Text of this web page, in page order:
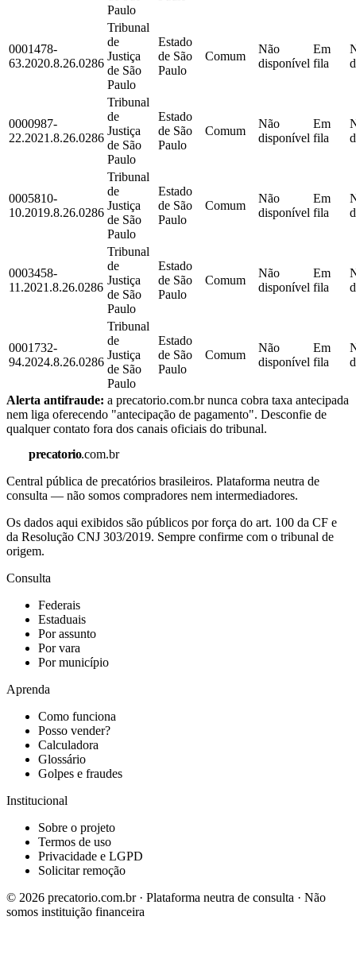
Paulo
0001478-
63.2020.8.26.0286
Tribunal
de
Justiça
de São
Paulo
Estado
de São
Paulo
Comum
Não
disponível
Em
fila
0000987-
22.2021.8.26.0286
Tribunal
de
Justiça
de São
Paulo
Estado
de São
Paulo
Comum
Não
disponível
Em
fila
0005810-
10.2019.8.26.0286
Tribunal
de
Justiça
de São
Paulo
Estado
de São
Paulo
Comum
Não
disponível
Em
fila
0003458-
11.2021.8.26.0286
Tribunal
de
Justiça
de São
Paulo
Estado
de São
Paulo
Comum
Não
disponível
Em
fila
0001732-
94.2024.8.26.0286
Tribunal
de
Justiça
de São
Paulo
Estado
de São
Paulo
Comum
Não
disponível
Em
fila
Alerta antifraude: a precatorio.com.br nunca cobra taxa antecipada
nem liga oferecendo "antecipação de pagamento". Desconfie de
qualquer contato fora dos canais oficiais do tribunal.
precatorio.com.br
Central pública de precatórios brasileiros. Plataforma neutra de
consulta — não somos compradores nem intermediadores.
Os dados aqui exibidos são públicos por força do art. 100 da CF e
da Resolução CNJ 303/2019. Sempre confirme com o tribunal de
origem.
Consulta
Federais
Estaduais
Por assunto
Por vara
Por município
Aprenda
Como funciona
Posso vender?
Calculadora
Glossário
Golpes e fraudes
Institucional
Sobre o projeto
Termos de uso
Privacidade e LGPD
Solicitar remoção
© 2026 precatorio.com.br · Plataforma neutra de consulta · Não
somos instituição financeira